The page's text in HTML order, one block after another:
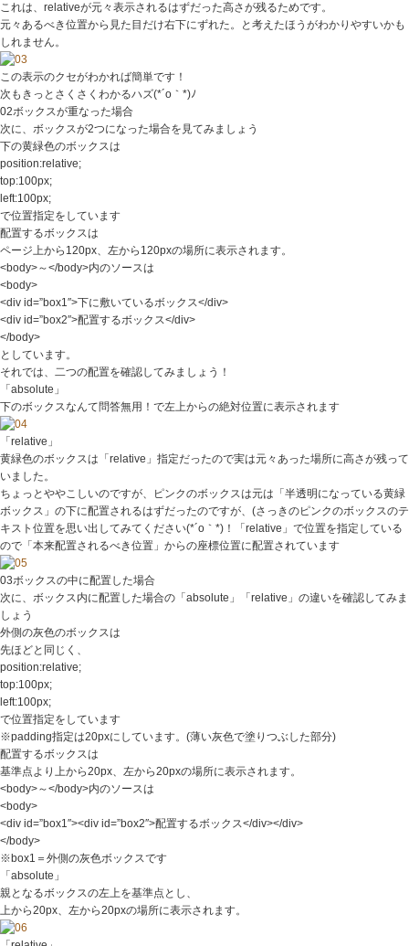
これは、relativeが元々表示されるはずだった高さが残るためです。
元々あるべき位置から見た目だけ右下にずれた。と考えたほうがわかりやすいかも
しれません。
この表示のクセがわかれば簡単です！
次もきっとさくさくわかるハズ(*´o｀*)ﾉ
02ボックスが重なった場合
次に、ボックスが2つになった場合を見てみましょう
下の黄緑色のボックスは
position:relative;
top:100px;
left:100px;
で位置指定をしています
配置するボックスは
ページ上から120px、左から120pxの場所に表示されます。
<body>～</body>内のソースは
<body>
<div id=”box1″>下に敷いているボックス</div>
<div id=”box2″>配置するボックス</div>
</body>
としています。
それでは、二つの配置を確認してみましょう！
「absolute」
下のボックスなんて問答無用！で左上からの絶対位置に表示されます
「relative」
黄緑色のボックスは「relative」指定だったので実は元々あった場所に高さが残って
いました。
ちょっとややこしいのですが、ピンクのボックスは元は 「半透明になっている黄緑
ボックス」 の下に配置されるはずだったのですが、(さっきのピンクのボックスのテ
キスト位置を思い出してみてください(*´o｀*)！「relative」で位置を指定している
ので「本来配置されるべき位置」からの座標位置に配置されています
03ボックスの中に配置した場合
次に、ボックス内に配置した場合の「absolute」「relative」の違いを確認してみま
しょう
外側の灰色のボックスは
先ほどと同じく、
position:relative;
top:100px;
left:100px;
で位置指定をしています
※padding指定は20pxにしています。(薄い灰色で塗りつぶした部分)
配置するボックスは
基準点より上から20px、左から20pxの場所に表示されます。
<body>～</body>内のソースは
<body>
<div id=”box1″><div id=”box2″>配置するボックス</div></div>
</body>
※box1＝外側の灰色ボックスです
「absolute」
親となるボックスの左上を基準点とし、
上から20px、左から20pxの場所に表示されます。